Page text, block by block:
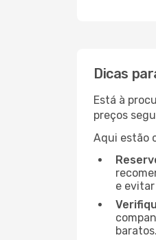
Dicas
Está à
preços
Aqui estão
e
baratos.